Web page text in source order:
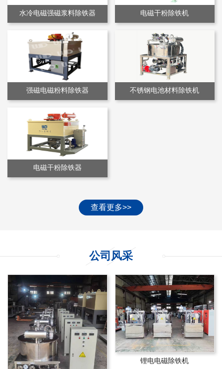
水冷电磁强磁浆料除铁器 电磁干粉除铁机
强磁电磁粉料除铁器 不锈钢电池材料除铁机
电磁干粉除铁器
查看更多>>
公司风采
锂电电磁除铁机